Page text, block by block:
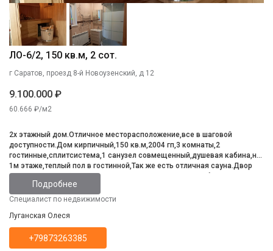
ЛО-6/2, 150 кв.м, 2 сот.
г Саратов, проезд 8-й Новоузенский, д 12
9.100.000 ₽
60.666 ₽/м2
2х этажный дом.Отличное месторасположение,все в шаговой
доступности.Дом кирпичный,150 кв.м,2004 гп,3 комнаты,2
гостинные,сплитсистема,1 санузел совмещенный,душевая кабина,на
1м этаже,теплый пол в гостинной,Так же есть отличная сауна.Двор
выложен плиткой,место для машин.Земли 2 сотки в собственности.
Подробнее
Специалист по недвижимости
Луганская Олеся
+79873263385